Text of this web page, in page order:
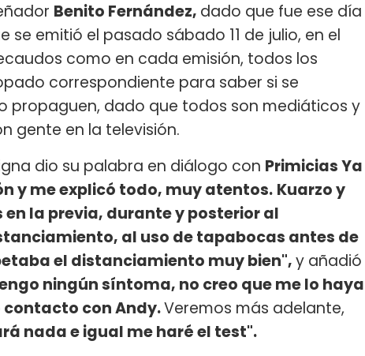
Benito Fernández, dado que fue ese día
emitió el pasado sábado 11 de julio, en el
como en cada emisión, todos los
correspondiente para saber si se
propaguen, dado que todos son mediáticos y
gente en la televisión.
dio su palabra en diálogo con Primicias Ya
y me explicó todo, muy atentos. Kuarzo y
la previa, durante y posterior al
al uso de tapabocas antes de
el distanciamiento muy bien",y añadió
ningún síntoma, no creo que me lo haya
con Andy.Veremos más adelante,
nada e igual me haré el test".